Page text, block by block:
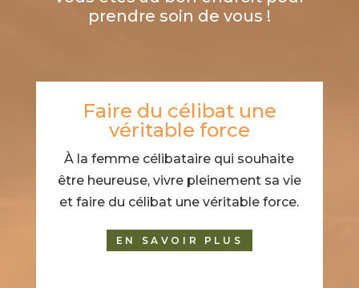
prendre soin de vous !
Faire du célibat une
véritable force
À la femme célibataire qui souhaite
être heureuse, vivre pleinement sa vie
et faire du célibat une véritable force.
EN SAVOIR PLUS